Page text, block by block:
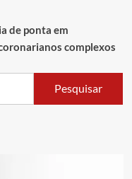
de ponta em
complexos